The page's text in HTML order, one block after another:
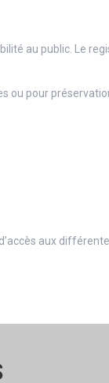
au public. Le
ou pour
aux